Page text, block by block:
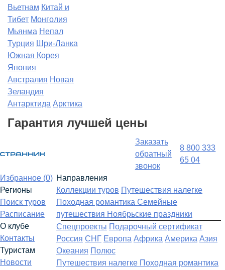
Вьетнам Китай и
Тибет Монголия
Мьянма Непал
Турция Шри-Ланка
Южная Корея
Япония
Австралия Новая
Зеландия
Антарктида Арктика
Гарантия лучшей цены
Заказать
обратный
звонок
8 800 333
65 04
Избранное (0)
Регионы
Поиск туров
Расписание
О клубе
Контакты
Туристам
Новости
Направления
Коллекции туров Путешествия налегке
Походная романтика Семейные
путешествия Ноябрьские праздники
Спецпроекты Подарочный сертификат
Россия СНГ Европа Африка Америка Азия
Океания Полюс
Путешествия налегке Походная романтика